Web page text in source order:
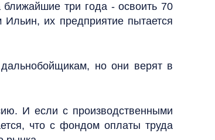
три года - освоить 70
их предприятие пытается
дальнобойщикам, но они верят в
И если с производственными
что с фондом оплаты труда